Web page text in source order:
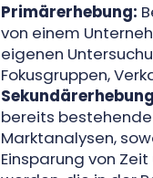
Primärerhebung:
von einem
eigenen
Fokusgruppen,
bereits
Marktanalysen,
Einsparung von